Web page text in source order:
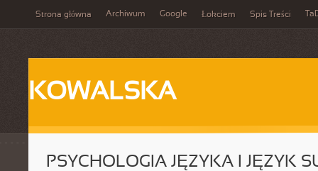
Strona główna Archiwum Google Łokciem Spis Treści
KOWALSKA
PSYCHOLOGIA JĘZYKA I JĘZYK